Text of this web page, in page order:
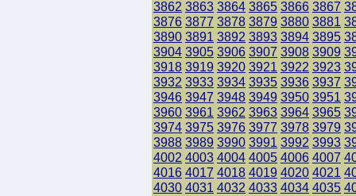
3862 3863 3864 3865 3866 3867
3876 3877 3878 3879 3880 3881
3890 3891 3892 3893 3894 3895
3904 3905 3906 3907 3908 3909
3918 3919 3920 3921 3922 3923
3932 3933 3934 3935 3936 3937
3946 3947 3948 3949 3950 3951
3960 3961 3962 3963 3964 3965
3974 3975 3976 3977 3978 3979
3988 3989 3990 3991 3992 3993
4002 4003 4004 4005 4006 4007
4016 4017 4018 4019 4020 4021
4030 4031 4032 4033 4034 4035